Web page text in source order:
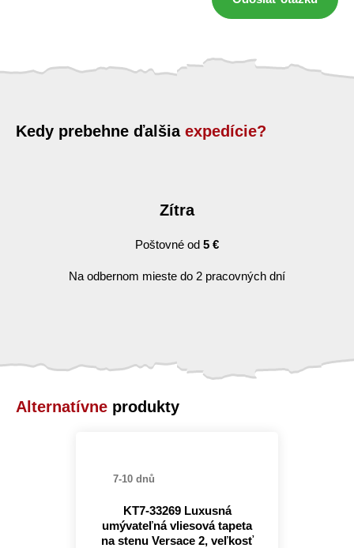
Kedy prebehne ďalšia expedície?
Zítra
Poštovné od 5 €
Na odbernom mieste do 2 pracovných dní
Alternatívne produkty
7-10 dnů
KT7-33269 Luxusná
umývateľná vliesová tapeta
na stenu Versace 2, veľkosť